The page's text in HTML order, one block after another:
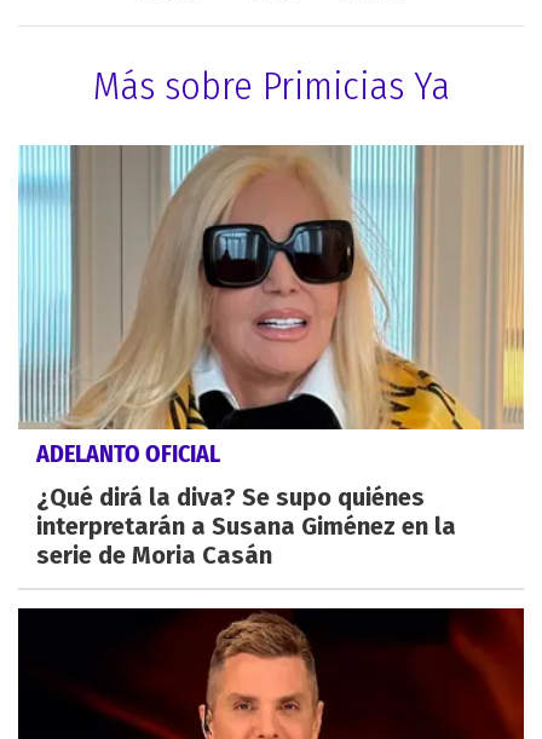
Más sobre Primicias Ya
ADELANTO OFICIAL
¿Qué dirá la diva? Se supo quiénes
interpretarán a Susana Giménez en la
serie de Moria Casán